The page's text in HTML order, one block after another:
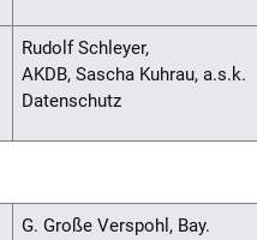
Rudolf Schleyer,
AKDB, Sascha Kuhrau, a.s.k.
Datenschutz
G. Große Verspohl, Bay.